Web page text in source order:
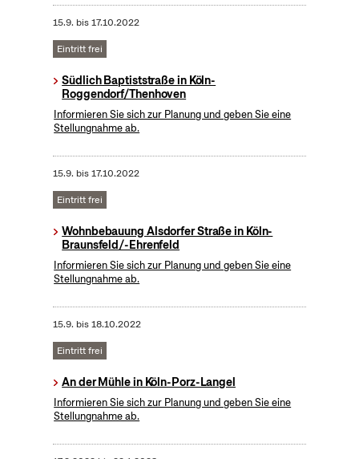
15.9. bis17.10.2022
Eintritt frei
Südlich Baptiststraße in Köln-
Roggendorf/Thenhoven
Informieren Sie sich zur Planung und geben Sie eine
Stellungnahme ab.
15.9. bis17.10.2022
Eintritt frei
Wohnbebauung Alsdorfer Straße in Köln-
Braunsfeld/-Ehrenfeld
Informieren Sie sich zur Planung und geben Sie eine
Stellungnahme ab.
15.9. bis18.10.2022
Eintritt frei
An der Mühle in Köln-Porz-Langel
Informieren Sie sich zur Planung und geben Sie eine
Stellungnahme ab.